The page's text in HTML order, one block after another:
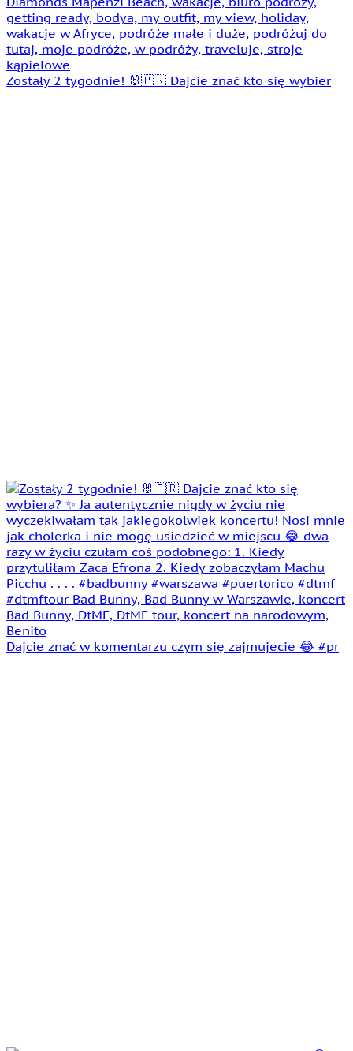
Zostały 2 tygodnie! 🐰🇵🇷 Dajcie znać kto się wybier
Dajcie znać w komentarzu czym się zajmujecie 😂 #pr